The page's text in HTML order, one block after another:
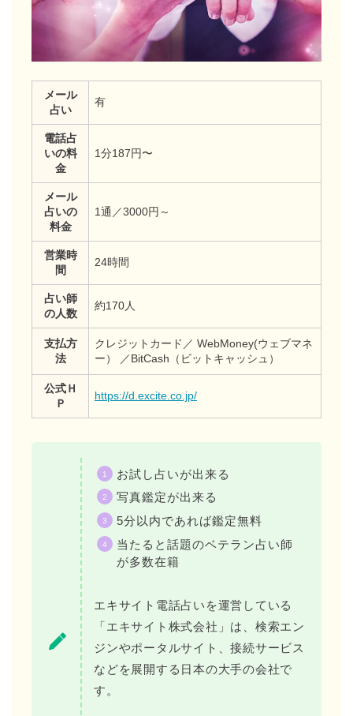
メール
占い
有
電話占
いの料
金
1分187円〜
メール
占いの
料金
1通／3000円～
営業時
間
24時間
占い師
の人数
約170人
支払方
法
クレジットカード／ WebMoney(ウェブマネ
ー） ／BitCash（ビットキャッシュ）
公式Ｈ
Ｐ
https://d.excite.co.jp/
お試し占いが出来る
写真鑑定が出来る
5分以内であれば鑑定無料
当たると話題のベテラン占い師
が多数在籍
エキサイト電話占いを運営している
「エキサイト株式会社」は、検索エン
ジンやポータルサイト、接続サービス
などを展開する日本の大手の会社で
す。